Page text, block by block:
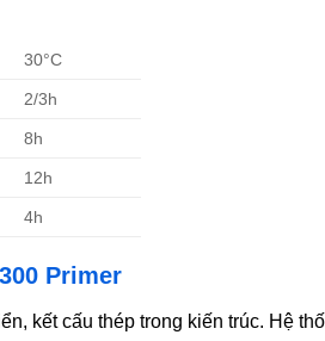
30°C
2/3h
8h
12h
4h
Primer
kết cấu thép trong kiến trúc. Hệ